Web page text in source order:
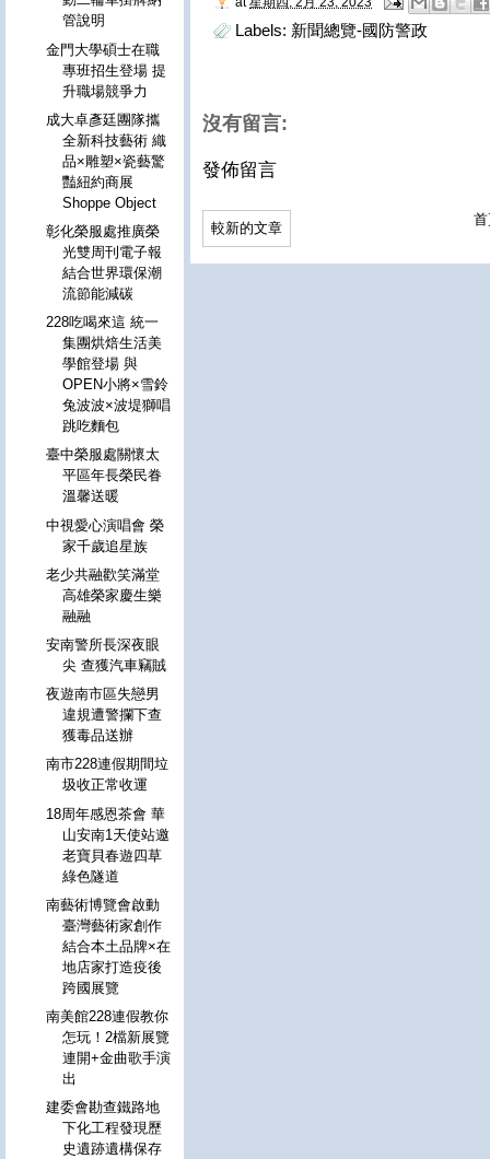
Labels: 新聞總覽-國防警政
沒有留言:
發佈留言
較新的文章
管說明
金門大學碩士在職
專班招生登場 提
升職場競爭力
成大卓彥廷團隊攜
全新科技藝術 織
品×雕塑×瓷藝驚
豔紐約商展
Shoppe Object
彰化榮服處推廣榮
光雙周刊電子報
結合世界環保潮
流節能減碳
228吃喝來這 統一
集團烘焙生活美
學館登場 與
OPEN小將×雪鈴
兔波波×波堤獅唱
跳吃麵包
臺中榮服處關懷太
平區年長榮民眷
溫馨送暖
中視愛心演唱會 榮
家千歲追星族
老少共融歡笑滿堂
高雄榮家慶生樂
融融
安南警所長深夜眼
尖 查獲汽車竊賊
夜遊南市區失戀男
違規遭警攔下查
獲毒品送辦
南市228連假期間垃
圾收正常收運
18周年感恩茶會 華
山安南1天使站邀
老寶貝春遊四草
綠色隧道
南藝術博覽會啟動
臺灣藝術家創作
結合本土品牌×在
地店家打造疫後
跨國展覽
南美館228連假教你
怎玩！2檔新展覽
連開+金曲歌手演
出
建委會勘查鐵路地
下化工程發現歷
史遺跡遺構保存